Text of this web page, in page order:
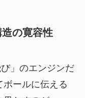
の寛容性
」のエンジンだ
ボールに伝える